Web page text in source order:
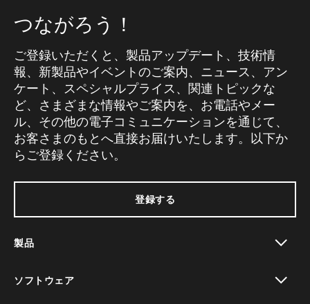
つながろう！
ご登録いただくと、製品アップデート、技術情
報、新製品やイベントのご案内、ニュース、アン
ケート、スペシャルプライス、関連トピックな
ど、さまざまな情報やご案内を、お電話やメー
ル、その他の電子コミュニケーションを通じて、
お客さまのもとへ直接お届けいたします。以下か
らご登録ください。
登録する
製品
ソフトウェア